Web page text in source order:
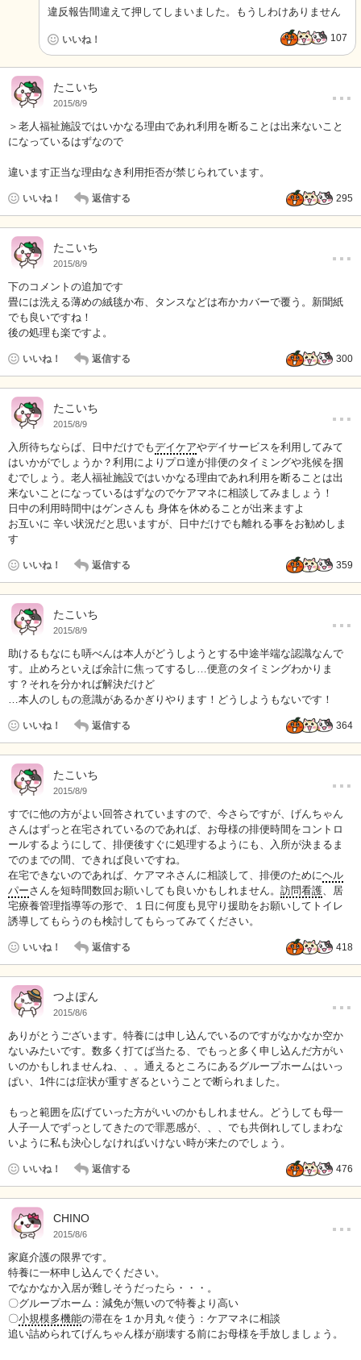
違反報告間違えて押してしまいました。もうしわけありません
いいね！ 107
たこいち
2015/8/9 …
＞老人福祉施設ではいかなる理由であれ利用を断ることは出来ないこと
になっているはずなので
違います正当な理由なき利用拒否が禁じられています。
いいね！ 返信する 295
たこいち
2015/8/9 …
下のコメントの追加です
畳には洗える薄めの絨毯か布、タンスなどは布かカバーで覆う。新聞紙
でも良いですね！
後の処理も楽ですよ。
いいね！ 返信する 300
たこいち
2015/8/9 …
入所待ちならば、日中だけでもデイケアやデイサービスを利用してみて
はいかがでしょうか？利用によりプロ達が排便のタイミングや兆候を掴
むでしょう。老人福祉施設ではいかなる理由であれ利用を断ることは出
来ないことになっているはずなのでケアマネに相談してみましょう！
日中の利用時間中はゲンさんも 身体を休めることが出来ますよ
お互いに 辛い状況だと思いますが、日中だけでも離れる事をお勧めしま
す
いいね！ 返信する 359
たこいち
2015/8/9 …
助けるもなにも哢べんは本人がどうしようとする中途半端な認識なんで
す。止めろといえば余計に焦ってするし…便意のタイミングわかりま
す？それを分かれば解決だけど
…本人のしもの意識があるかぎりやります！どうしようもないです！
いいね！ 返信する 364
たこいち
2015/8/9 …
すでに他の方がよい回答されていますので、今さらですが、げんちゃん
さんはずっと在宅されているのであれば、お母様の排便時間をコントロ
ールするようにして、排便後すぐに処理するようにも、入所が決まるま
でのまでの間、できれば良いですね。
在宅できないのであれば、ケアマネさんに相談して、排便のためにヘル
パーさんを短時間数回お願いしても良いかもしれません。 訪問看護、居
宅療養管理指導等の形で、１日に何度も見守り援助をお願いしてトイレ
誘導してもらうのも検討してもらってみてください。
いいね！ 返信する 418
つよぽん
2015/8/6 …
ありがとうございます。特養には申し込んでいるのですがなかなか空か
ないみたいです。数多く打てば当たる、でもっと多く申し込んだ方がい
いのかもしれませんね、、。通えるところにあるグループホームはいっ
ぱい、1件には症状が重すぎるということで断られました。
もっと範囲を広げていった方がいいのかもしれません。どうしても母一
人子一人でずっとしてきたので罪悪感が、、、でも共倒れしてしまわな
いように私も決心しなければいけない時が来たのでしょう。
いいね！ 返信する 476
CHINO
2015/8/6 …
家庭介護の限界です。
特養に一杯申し込んでください。
でなかなか入居が難しそうだったら・・・。
〇グループホーム：減免が無いので特養より高い
〇小規模多機能の滞在を１か月丸々使う：ケアマネに相談
追い詰められてげんちゃん様が崩壊する前にお母様を手放しましょう。